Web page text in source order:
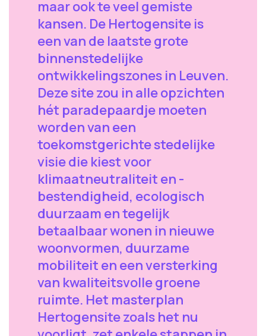
maar ook te veel gemiste
kansen. De Hertogensite is
een van de laatste grote
binnenstedelijke
ontwikkelingszones in Leuven.
Deze site zou in alle opzichten
hét paradepaardje moeten
worden van een
toekomstgerichte stedelijke
visie die kiest voor
klimaatneutraliteit en -
bestendigheid, ecologisch
duurzaam en tegelijk
betaalbaar wonen in nieuwe
woonvormen, duurzame
mobiliteit en een versterking
van kwaliteitsvolle groene
ruimte. Het masterplan
Hertogensite zoals het nu